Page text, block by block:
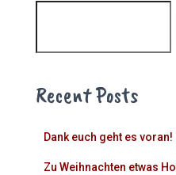
Recent Posts
Dank euch geht es voran!
Zu Weihnachten etwas